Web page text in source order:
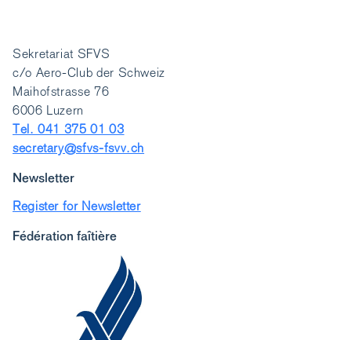
Sekretariat SFVS
c/o Aero-Club der Schweiz
Maihofstrasse 76
6006 Luzern
Tel. 041 375 01 03
secretary@sfvs-fsvv.ch
Newsletter
Register for Newsletter
Fédération faîtière